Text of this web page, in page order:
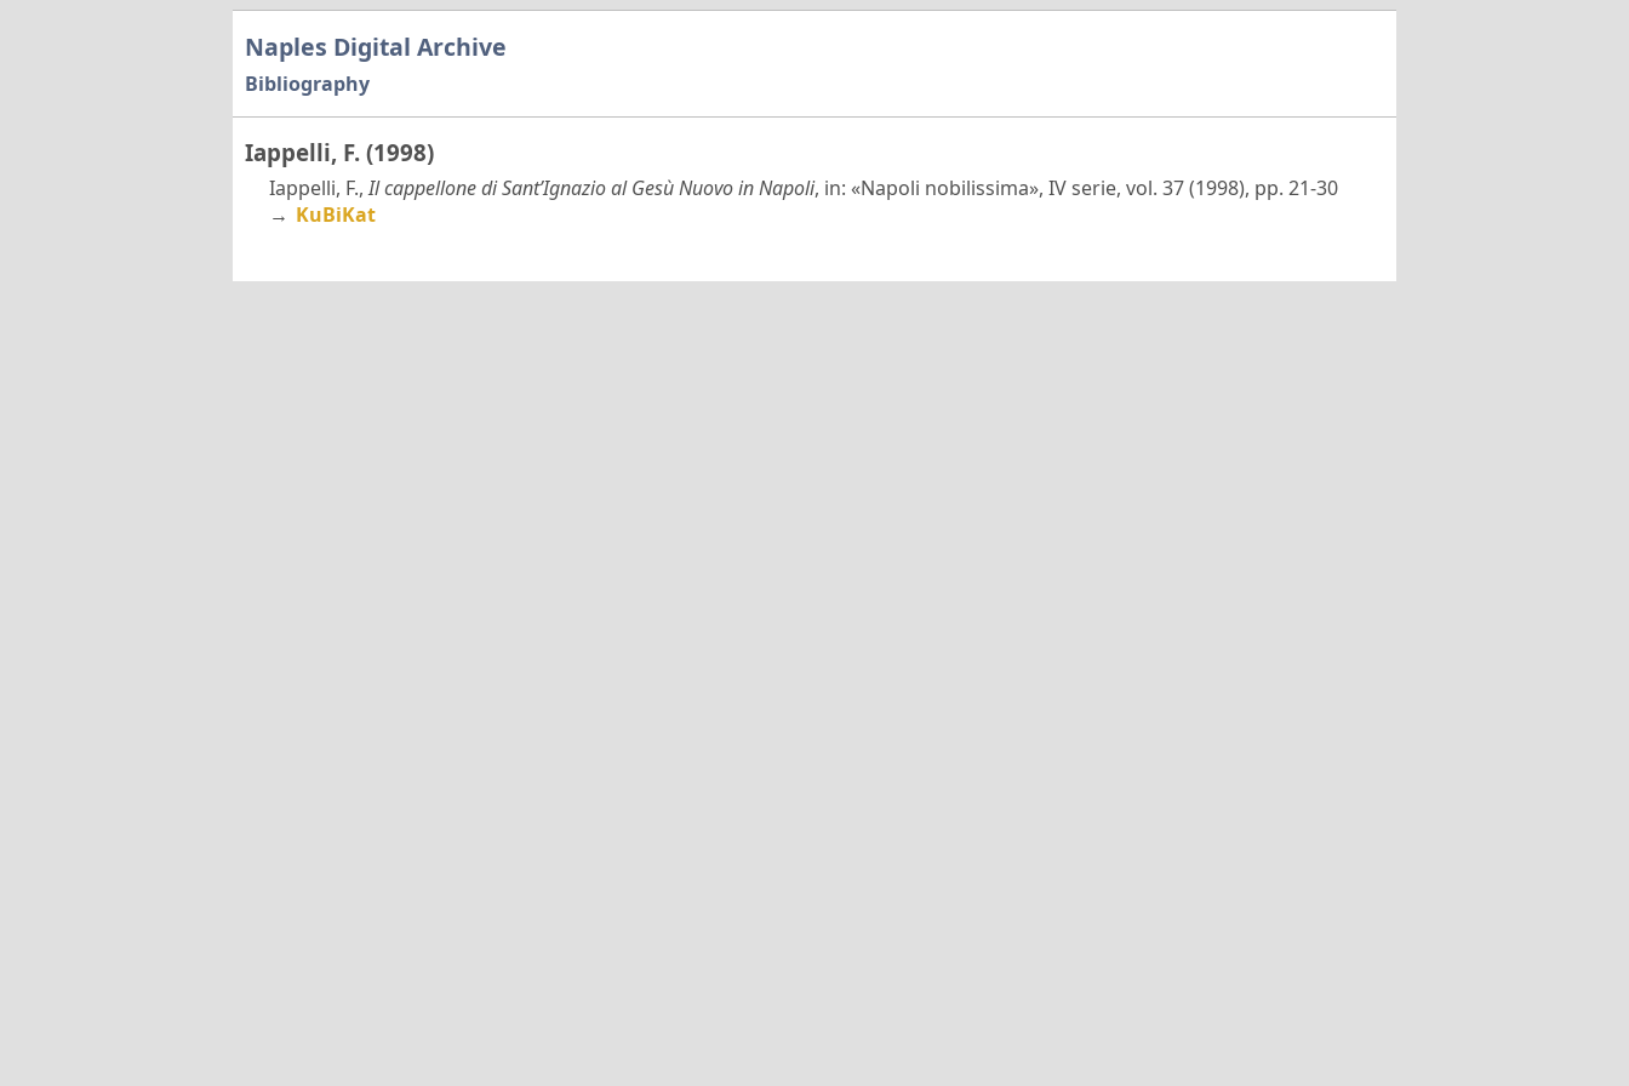
Naples Digital Archive
Bibliography
Iappelli, F. (1998)
Iappelli, F.,Il cappellone di Sant’Ignazio al Gesù Nuovo in Napoli, in: «Napoli nobilissima», IV serie, vol. 37 (1998), pp. 21-30
→ KuBiKat